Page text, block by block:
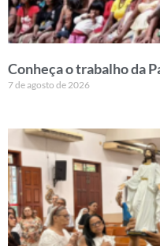
Conheça o trabalho da
7 de agosto de 2026